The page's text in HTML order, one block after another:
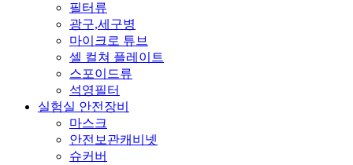
필터류
광구,세구병
마이크로 튜브
셀 컬쳐 플레이트
스포이드류
석영필터
실험실 안전장비
마스크
안전보관캐비넷
슈커버